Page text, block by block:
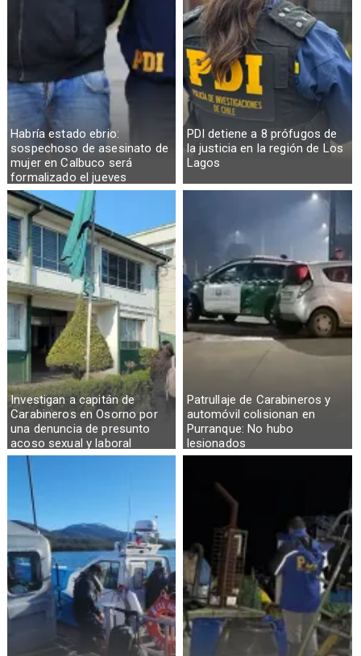
Habría estado ebrio:
sospechoso de asesinato de
mujer en Calbuco será
formalizado el jueves
PDI detiene a 8 prófugos de
la justicia en la región de Los
Lagos
Investigan a capitán de
Carabineros en Osorno por
una denuncia de presunto
acoso sexual y laboral
Patrullaje de Carabineros y
automóvil colisionan en
Purranque: No hubo
lesionados